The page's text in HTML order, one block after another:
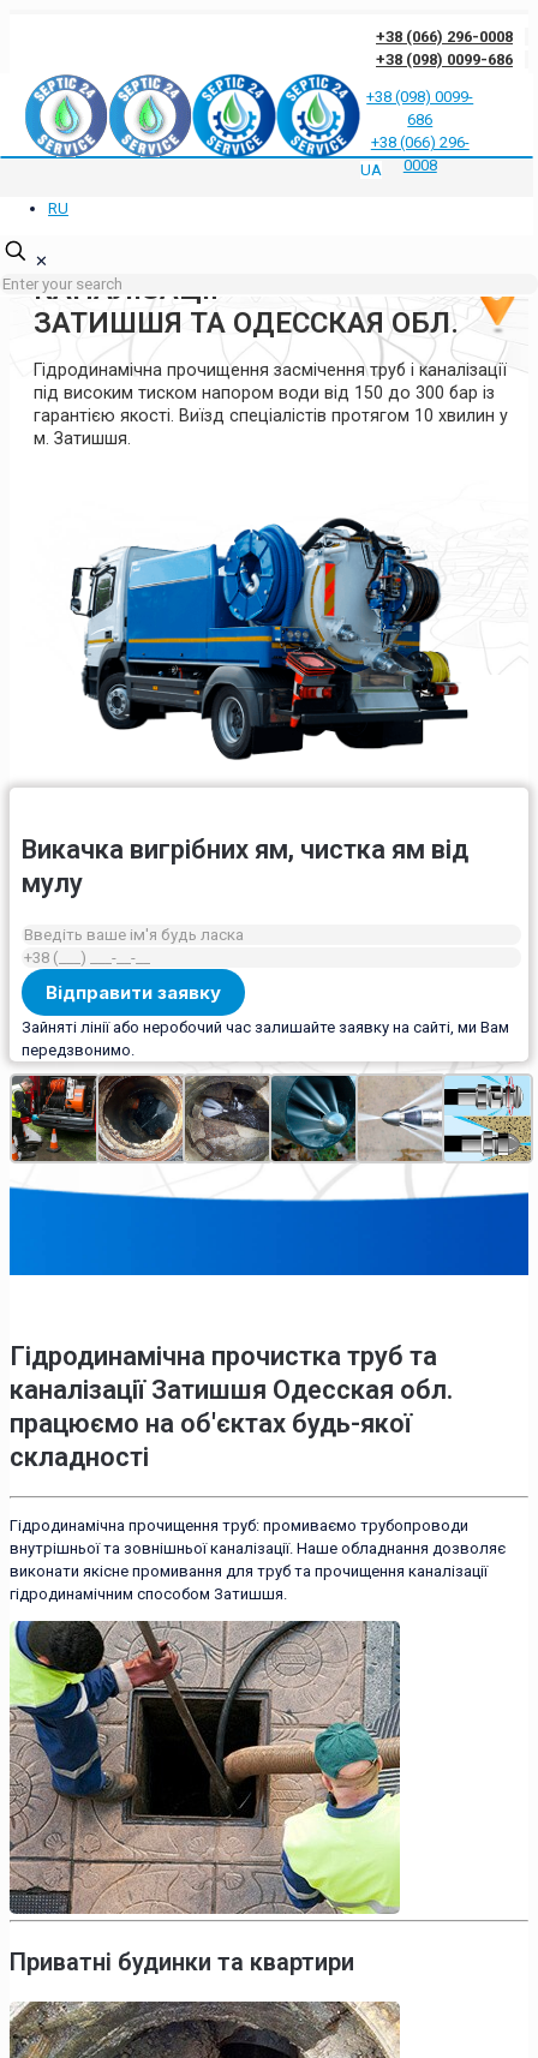
+38 (066) 296-0008
+38 (098) 0099-686
Відгуки клієнтів про нас Відповіді на часті запитання Блог
Контакти
Політика конфіденційності
+38 (098) 0099-
686
+38 (066) 296-
0008
UA
RU
✕
ГІДРОДИНАМІЧНА
ПРОЧИСТКА ТРУБ ТА
КАНАЛІЗАЦІЇ
ЗАТИШШЯ ТА ОДЕССКАЯ ОБЛ.
Гідродинамічна прочищення засмічення труб і каналізації
під високим тиском напором води від 150 до 300 бар із
гарантією якості. Виїзд спеціалістів протягом 10 хвилин у
м. Затишшя.
Викачка вигрібних ям, чистка ям від
мулу
Зайняті лінії або неробочий час залишайте заявку на сайті, ми Вам
передзвонимо.
Гідродинамічна прочистка труб та
каналізації Затишшя Одесская обл.
працюємо на об'єктах будь-якої
складності
Гідродинамічна прочищення труб: промиваємо трубопроводи
внутрішньої та зовнішньої каналізації. Наше обладнання дозволяє
виконати якісне промивання для труб та прочищення каналізації
гідродинамічним способом Затишшя.
Приватні будинки та квартири